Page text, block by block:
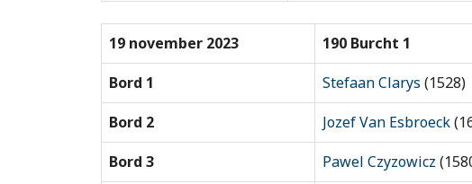
19 november 2023 190 Burcht 1
Bord 1
Stefaan Clarys (1528)
Bord 2
Jozef Van Esbroeck
Bord 3
Pawel Czyzowicz